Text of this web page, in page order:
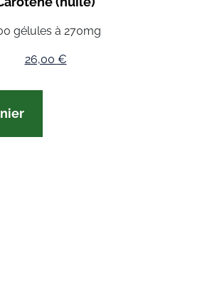
gélules à 270mg
26,00 €